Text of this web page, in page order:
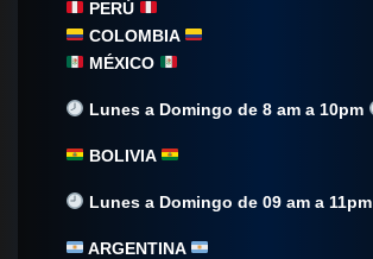
PERÚ
COLOMBIA
MÉXICO
Lunes a Domingo de 8 am a 10pm
BOLIVIA
Lunes a Domingo de 09 am a 11pm
ARGENTINA